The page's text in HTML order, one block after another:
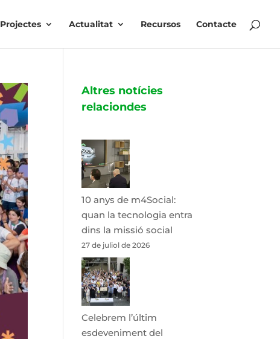
Projectes Actualitat Recursos Contacte
Altres notícies
relaciondes
10 anys de m4Social:
quan la tecnologia entra
dins la missió social
27 de juliol de 2026
Celebrem l’últim
esdeveniment del